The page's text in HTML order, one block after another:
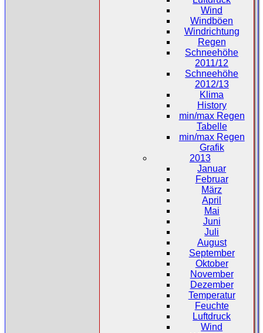
Wind
Windböen
Windrichtung
Regen
Schneehöhe
2011/12
Schneehöhe
2012/13
Klima
History
min/max Regen
Tabelle
min/max Regen
Grafik
2013
Januar
Februar
März
April
Mai
Juni
Juli
August
September
Oktober
November
Dezember
Temperatur
Feuchte
Luftdruck
Wind